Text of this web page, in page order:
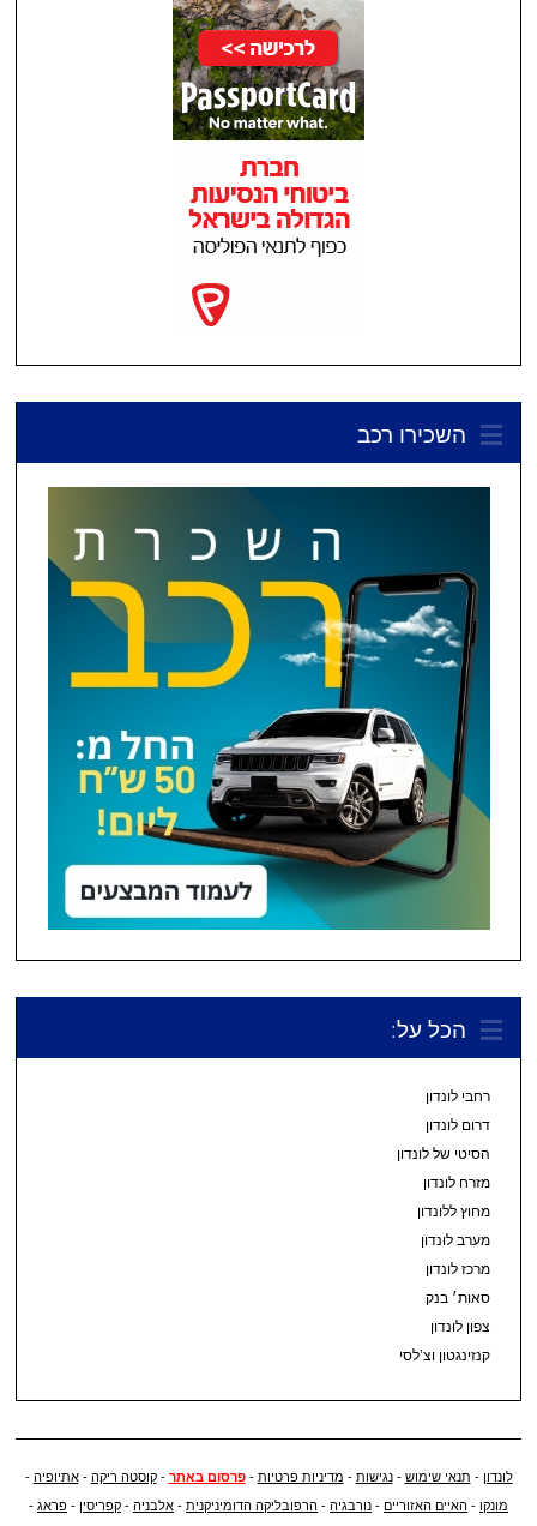
השכירו רכב
הכל על:
רחבי לונדון
דרום לונדון
הסיטי של לונדון
מזרח לונדון
מחוץ ללונדון
מערב לונדון
מרכז לונדון
סאות׳ בנק
צפון לונדון
קנזינגטון וצ’לסי
לונדון - תנאי שימוש -נגישות - מדיניות פרטיות -פרסום באתר -קוסטה ריקה -אתיופיה -
מונקו - האיים האזוריים - נורבגיה - הרפובליקה הדומיניקנית - אלבניה - קפריסין - פראג -